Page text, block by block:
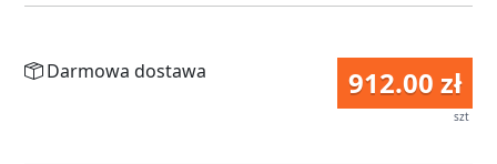
912.00 zł
szt
Darmowa dostawa